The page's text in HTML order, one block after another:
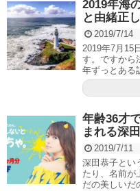
2019年海
と由緒正
2019/7/14
2019年7月15
す。ですから
年ずっとある
年齢36才
まれる深
2019/7/11
深田恭子とい
たり、名前が
だの美しいだ